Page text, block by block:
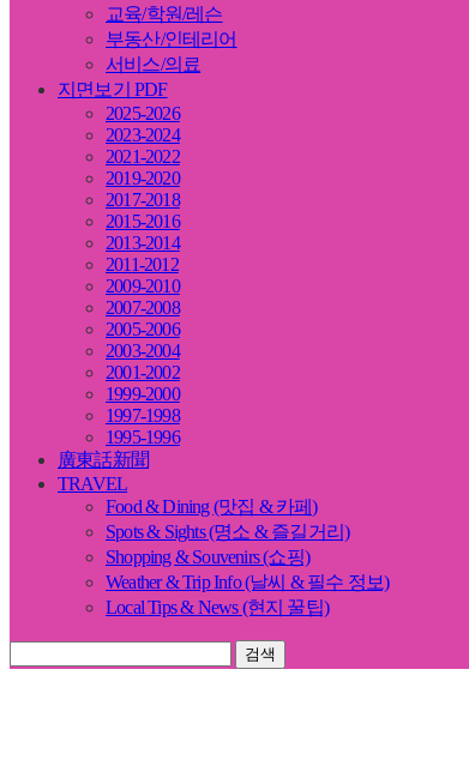
교육/학원/레슨
부동산/인테리어
서비스/의료
지면보기 PDF
2025-2026
2023-2024
2021-2022
2019-2020
2017-2018
2015-2016
2013-2014
2011-2012
2009-2010
2007-2008
2005-2006
2003-2004
2001-2002
1999-2000
1997-1998
1995-1996
廣東話新聞
TRAVEL
Food & Dining (맛집 & 카페)
Spots & Sights (명소 & 즐길거리)
Shopping & Souvenirs (쇼핑)
Weather & Trip Info (날씨 & 필수 정보)
Local Tips & News (현지 꿀팁)
검색